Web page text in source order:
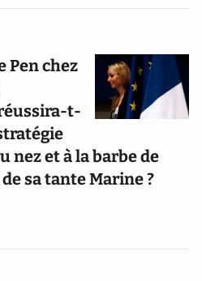
Pen chez
t-
nez et à la barbe de
sa tante Marine ?